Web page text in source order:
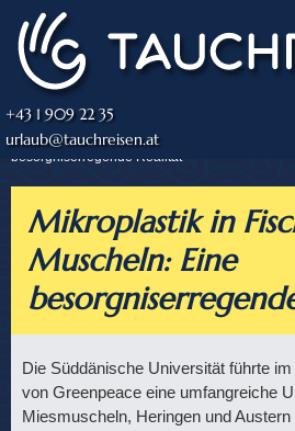
+43 1 909 22 35
urlaub@tauchreisen.at
Tauchjournal» Mikroplastik in Fischen und
besorgniserregende Realität
Mikroplastik in
Muscheln: Eine
Die Süddänische Universität führte
von Greenpeace eine umfangreiche
Miesmuscheln, Heringen und